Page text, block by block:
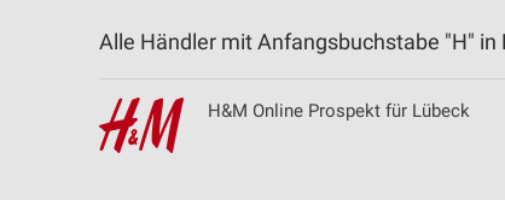
Alle Händler mit Anfangsbuchstabe "H" in
H&M Online Prospekt für Lübeck